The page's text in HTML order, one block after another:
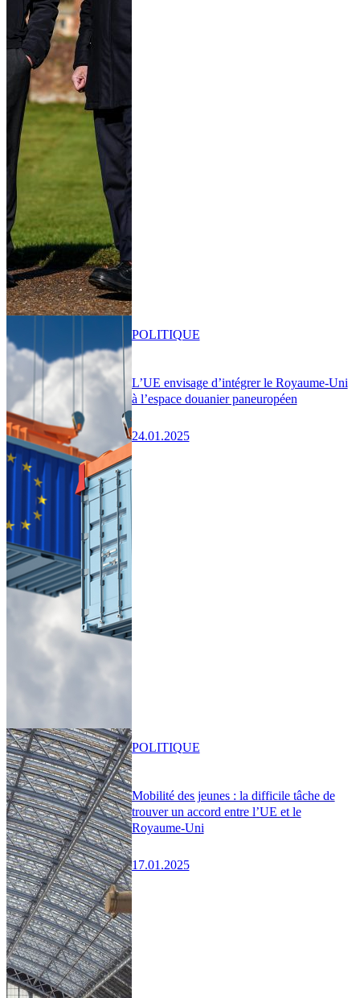
L’UE envisage d’intégrer le Royaume-Uni
à l’espace douanier paneuropéen
24.01.2025
POLITIQUE
Mobilité des jeunes : la difficile tâche de
trouver un accord entre l’UE et le
Royaume-Uni
17.01.2025
POLITIQUE